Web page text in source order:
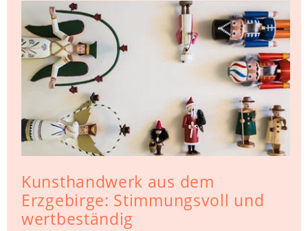
Kunsthandwerk aus dem
Erzgebirge: Stimmungsvoll und
wertbeständig